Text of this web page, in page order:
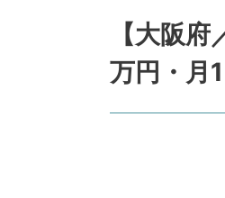
【大阪
万円・月